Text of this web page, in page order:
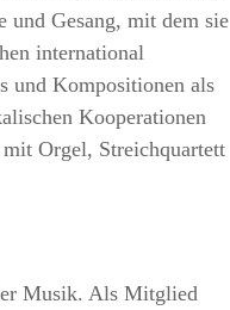
und Gesang, mit dem sie
international
und Kompositionen als
Kooperationen
mit Orgel, Streichquartett
Musik. Als Mitglied